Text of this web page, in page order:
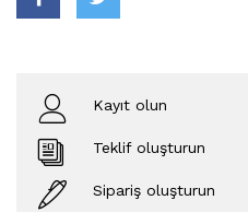
Kayıt olun
Teklif oluşturun
Sipariş oluşturun